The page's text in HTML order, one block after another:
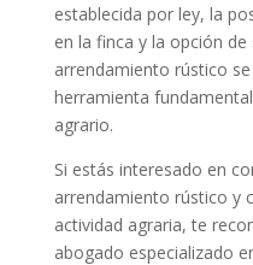
establecida por ley, la
en la finca y la opción
arrendamiento rústico
herramienta
agrario.
Si estás interesado en
arrendamiento rústico y
actividad agraria, te
abogado especializado